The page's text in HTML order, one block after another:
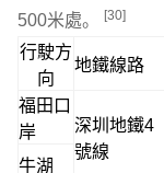
500米處。
[30]
行駛方
向
地鐵線路
福田口
岸
深圳地鐵4
號線
牛湖